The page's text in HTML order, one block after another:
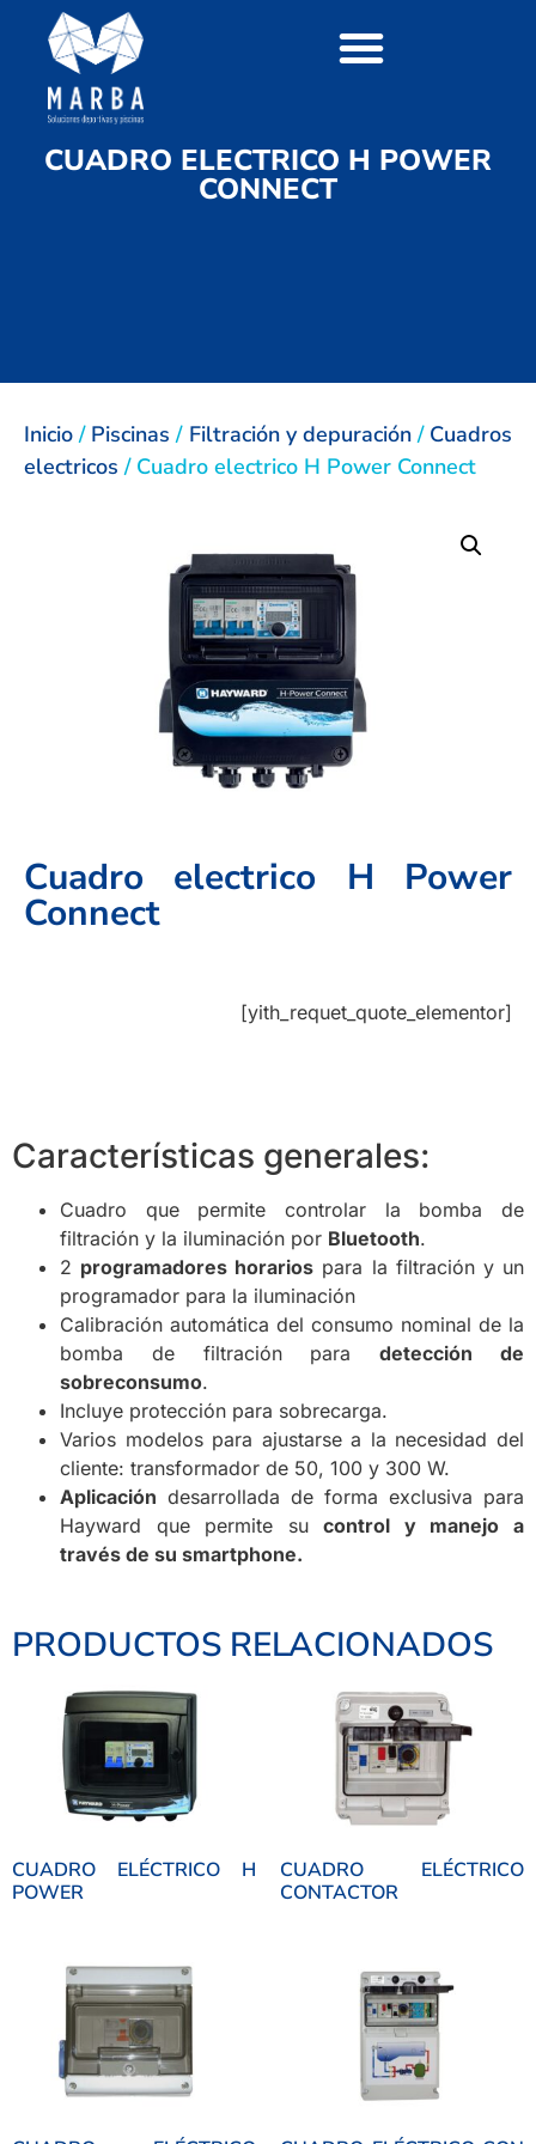
CUADRO ELECTRICO H POWER
CONNECT
Inicio/ Piscinas / Filtración y depuración/ Cuadros
electricos / Cuadro electrico H Power Connect
Cuadro electrico H Power
Connect
[yith_requet_quote_elementor]
Características generales:
Cuadro que permite controlar la bomba de
filtración y la iluminación por Bluetooth.
2 programadores horarios para la filtración y un
programador para la iluminación
Calibración automática del consumo nominal de la
bomba de filtración paradetección de
sobreconsumo.
Incluye protección para sobrecarga.
Varios modelos para ajustarse a la necesidad del
cliente: transformador de 50, 100 y 300 W.
Aplicación desarrollada de forma exclusiva para
Hayward que permite sucontrol y manejo a
través de su smartphone.
PRODUCTOS RELACIONADOS
CUADRO ELÉCTRICO H
POWER
CUADRO ELÉCTRICO
CONTACTOR